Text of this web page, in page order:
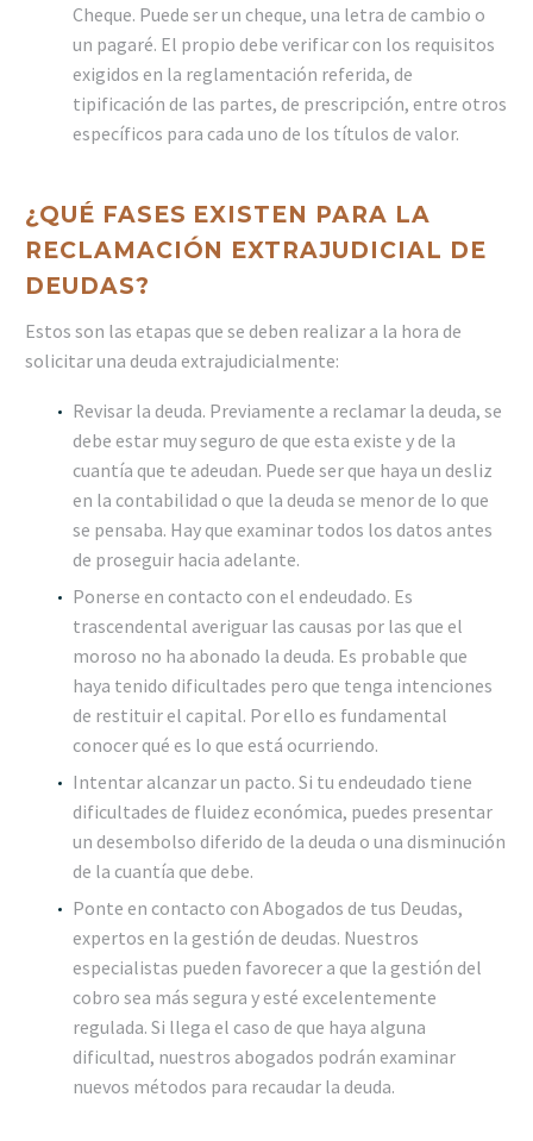
Cheque. Puede ser un cheque, una letra de cambio o
un pagaré. El propio debe verificar con los requisitos
exigidos en la reglamentación referida, de
tipificación de las partes, de prescripción, entre otros
específicos para cada uno de los títulos de valor.
¿QUÉ FASES EXISTEN PARA LA
RECLAMACIÓN EXTRAJUDICIAL DE
DEUDAS?
Estos son las etapas que se deben realizar a la hora de
solicitar una deuda extrajudicialmente:
Revisar la deuda. Previamente a reclamar la deuda, se
debe estar muy seguro de que esta existe y de la
cuantía que te adeudan. Puede ser que haya un desliz
en la contabilidad o que la deuda se menor de lo que
se pensaba. Hay que examinar todos los datos antes
de proseguir hacia adelante.
Ponerse en contacto con el endeudado. Es
trascendental averiguar las causas por las que el
moroso no ha abonado la deuda. Es probable que
haya tenido dificultades pero que tenga intenciones
de restituir el capital. Por ello es fundamental
conocer qué es lo que está ocurriendo.
Intentar alcanzar un pacto. Si tu endeudado tiene
dificultades de fluidez económica, puedes presentar
un desembolso diferido de la deuda o una disminución
de la cuantía que debe.
Ponte en contacto con Abogados de tus Deudas,
expertos en la gestión de deudas. Nuestros
especialistas pueden favorecer a que la gestión del
cobro sea más segura y esté excelentemente
regulada. Si llega el caso de que haya alguna
dificultad, nuestros abogados podrán examinar
nuevos métodos para recaudar la deuda.